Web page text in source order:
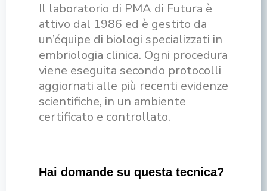
Il laboratorio di PMA di Futura è
attivo dal 1986 ed è gestito da
un’équipe di biologi specializzati in
embriologia clinica. Ogni procedura
viene eseguita secondo protocolli
aggiornati alle più recenti evidenze
scientifiche, in un ambiente
certificato e controllato.
Hai domande su questa tecnica?